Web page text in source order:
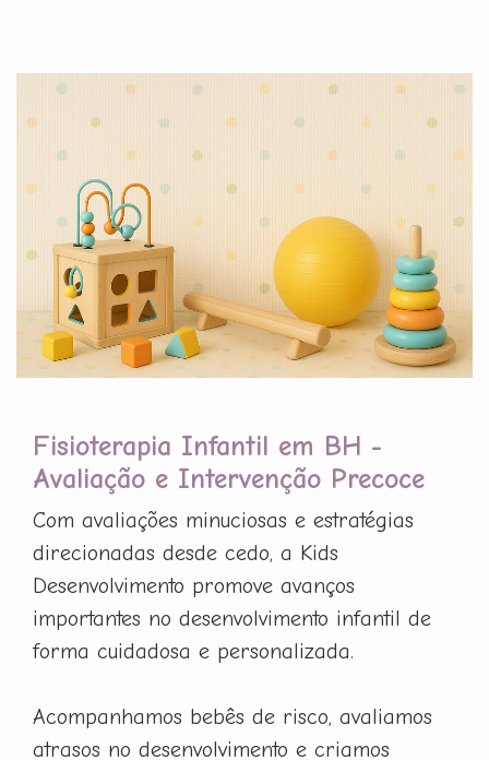
Fisioterapia Infantil em BH -
Avaliação e Intervenção Precoce
Com avaliações minuciosas e estratégias
direcionadas desde cedo, a Kids
Desenvolvimento promove avanços
importantes no desenvolvimento infantil de
forma cuidadosa e personalizada.
Acompanhamos bebês de risco, avaliamos
atrasos no desenvolvimento e criamos